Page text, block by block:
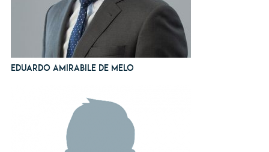
Eduardo Amirabile de Melo